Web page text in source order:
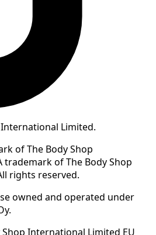
Limited.
of The Body Shop
of The Body Shop
rights reserved.
owned and operated under
International Limited EU